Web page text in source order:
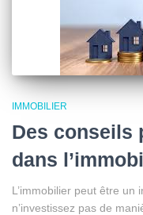
IMMOBILIER
Des conseils
dans
L’immobilier peut être
n’investissez pas de